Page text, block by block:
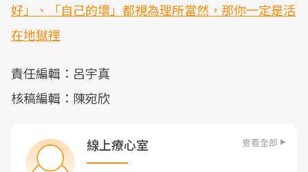
好」、「自己的壞」都視為理所當然，那你一定是活
在地獄裡
責任編輯：呂宇真
核稿編輯：陳宛欣
線上療心室 查看全部